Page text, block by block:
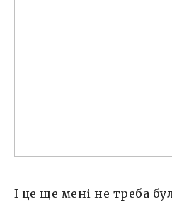
І це ще мені не треба